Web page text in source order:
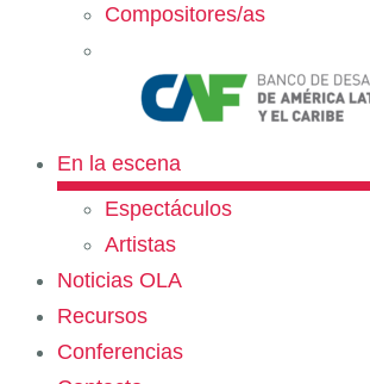
Compositores/as
En la escena
Espectáculos
Artistas
Noticias OLA
Recursos
Conferencias